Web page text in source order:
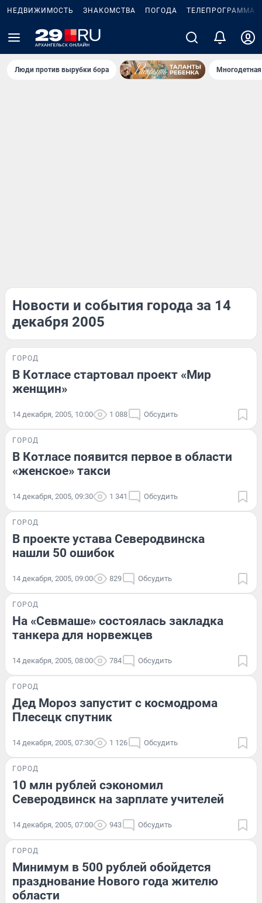
НЕДВИЖИМОСТЬ ЗНАКОМСТВА ПОГОДА ТЕЛЕПРОГРАММА
Люди против вырубки бора
Новости и события города за 14
декабря 2005
ГОРОД
В Котласе стартовал проект «Мир
женщин»
14 декабря, 2005, 10:00 1 088 Обсудить
ГОРОД
В Котласе появится первое в области
«женское» такси
14 декабря, 2005, 09:30 1 341 Обсудить
ГОРОД
В проекте устава Северодвинска
нашли 50 ошибок
14 декабря, 2005, 09:00 829 Обсудить
ГОРОД
На «Севмаше» состоялась закладка
танкера для норвежцев
14 декабря, 2005, 08:00 784 Обсудить
ГОРОД
Дед Мороз запустит с космодрома
Плесецк спутник
14 декабря, 2005, 07:30 1 126 Обсудить
ГОРОД
10 млн рублей сэкономил
Северодвинск на зарплате учителей
14 декабря, 2005, 07:00 943 Обсудить
ГОРОД
Минимум в 500 рублей обойдется
празднование Нового года жителю
области